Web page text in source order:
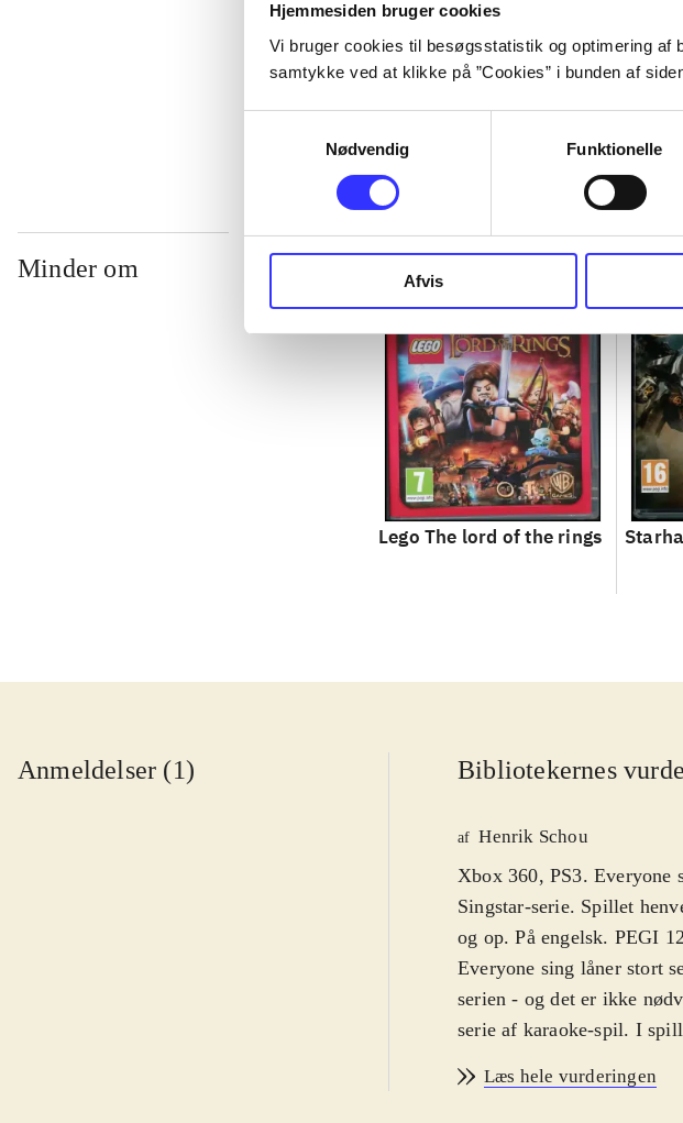
Hjemmesiden bruger cookies
Vi bruger cookies til besøgsstatistik og optimering
samtykke ved at klikke på ”Cookies” i bunden af
Nødvendig
Funktionelle
Afvis
Minder om
Lego The lord of the rings
Anmeldelser (1) Bibliotekernes
af Henrik Schou
Xbox 360, PS3. Everyone
Singstar-serie. Spillet
og op. På engelsk. PEGI
Everyone sing låner stort
serien - og det er ikke
serie af karaoke-spil. I
tonen og lejet præcist får
Læs hele vurderingen